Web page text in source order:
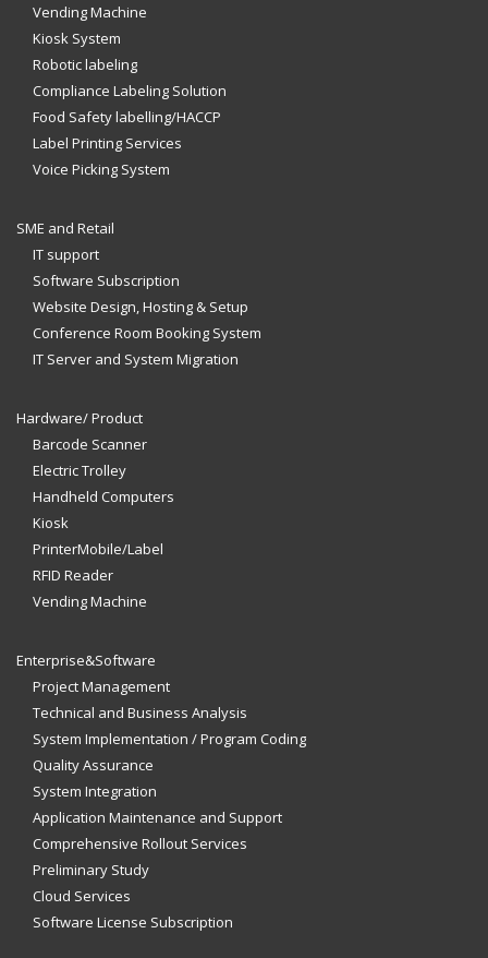
Vending Machine
Kiosk System
Robotic labeling
Compliance Labeling Solution
Food Safety labelling/HACCP
Label Printing Services
Voice Picking System
SME and Retail
IT support
Software Subscription
Website Design, Hosting & Setup
Conference Room Booking System
IT Server and System Migration
Hardware/ Product
Barcode Scanner
Electric Trolley
Handheld Computers
Kiosk
PrinterMobile/Label
RFID Reader
Vending Machine
Enterprise&Software
Project Management
Technical and Business Analysis
System Implementation / Program Coding
Quality Assurance
System Integration
Application Maintenance and Support
Comprehensive Rollout Services
Preliminary Study
Cloud Services
Software License Subscription